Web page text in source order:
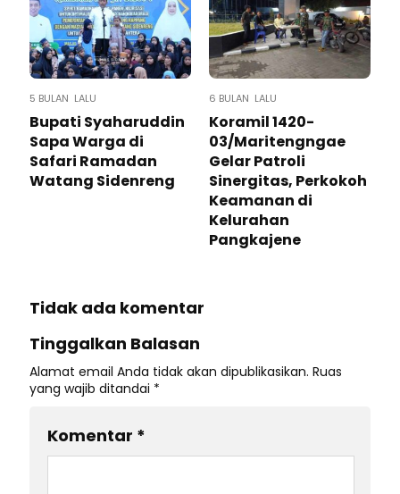
5 BULAN LALU
Bupati Syaharuddin
Sapa Warga di
Safari Ramadan
Watang Sidenreng
6 BULAN LALU
Koramil 1420-
03/Maritengngae
Gelar Patroli
Sinergitas, Perkokoh
Keamanan di
Kelurahan
Pangkajene
Tidak ada komentar
Tinggalkan Balasan
Alamat email Anda tidak akan dipublikasikan. Ruas
yang wajib ditandai *
Komentar *